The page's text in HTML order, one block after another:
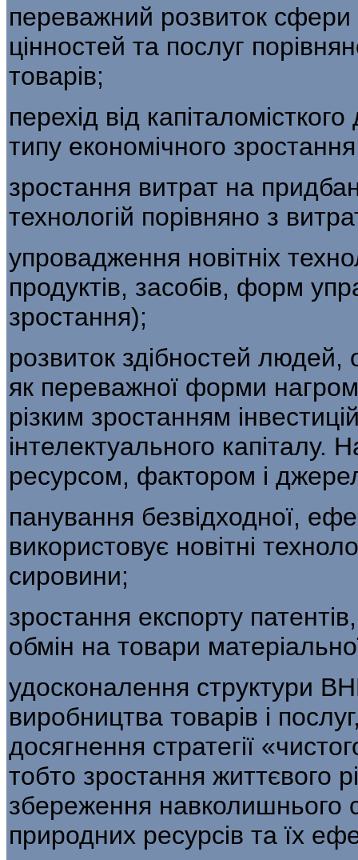
переважний розвиток
цінностей та послуг
товарів;
перехід від
типу економічного
зростання витрат на
тех­нологій порівняно з
упровадження новітніх
про­дуктів, засобів, форм
зростання);
розвиток здібностей людей,
як пере­важної форми
різким зростанням
інтелектуального капіталу.
ресурсом, фактором і
панування безвідходної,
ви­користовує новітні
сировини;
зростання експорту
обмін на товари
удосконалення структури
виробни­цтва товарів і
досягнення стратегії
тобто зростання життєвого
збереження навколишнього
природних ресурсів та їх